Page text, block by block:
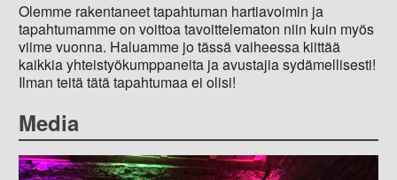
Olemme rakentaneet tapahtuman hartiavoimin ja
tapahtumamme on voittoa tavoittelematon niin kuin myös
viime vuonna. Haluamme jo tässä vaiheessa kiittää
kaikkia yhteistyökumppaneita ja avustajia sydämellisesti!
Ilman teitä tätä tapahtumaa ei olisi!
Media